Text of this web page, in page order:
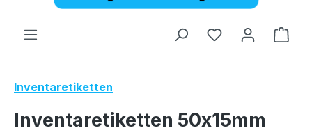
Inventaretiketten
Inventaretiketten 50x15mm